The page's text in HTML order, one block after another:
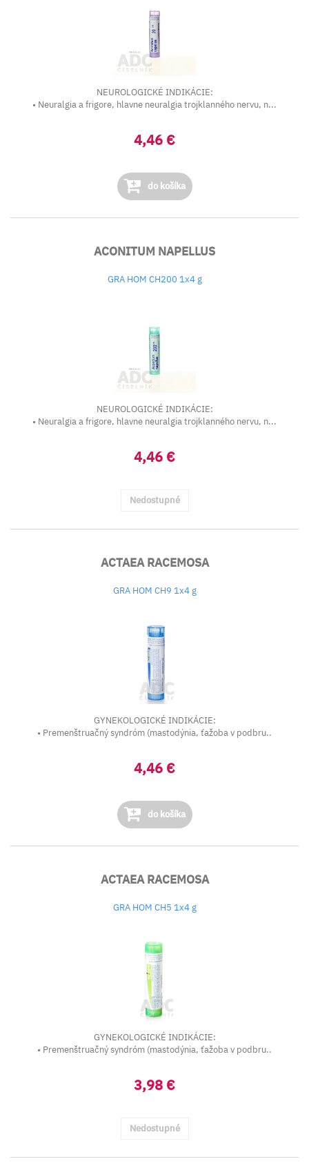
NEUROLOGICKÉ INDIKÁCIE:
• Neuralgia a frigore, hlavne neuralgia trojklanného nervu, n...
4,46 €
do košíka
ACONITUM NAPELLUS
GRA HOM CH200 1x4 g
NEUROLOGICKÉ INDIKÁCIE:
• Neuralgia a frigore, hlavne neuralgia trojklanného nervu, n...
4,46 €
Nedostupné
ACTAEA RACEMOSA
GRA HOM CH9 1x4 g
GYNEKOLOGICKÉ INDIKÁCIE:
• Premenštruačný syndróm (mastodýnia, ťažoba v podbru..
4,46 €
do košíka
ACTAEA RACEMOSA
GRA HOM CH5 1x4 g
GYNEKOLOGICKÉ INDIKÁCIE:
• Premenštruačný syndróm (mastodýnia, ťažoba v podbru..
3,98 €
Nedostupné